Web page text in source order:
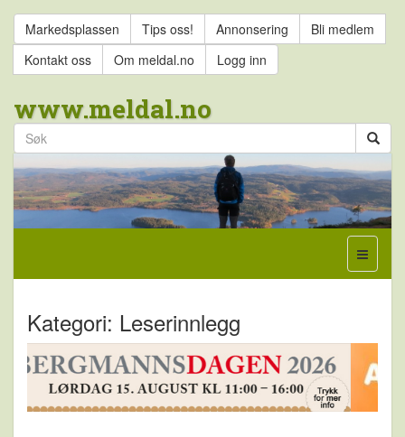
Markedsplassen Tips oss! Annonsering
Bli medlem
Kontakt oss
Om meldal.no Logg inn
www.meldal.no
Kategori: Leserinnlegg